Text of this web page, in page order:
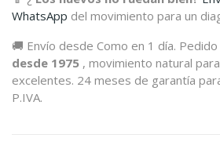
WhatsApp del movimiento para un
🚚 Envío desde Como en 1 día.
desde 1975 , movimiento natural
excelentes. 24 meses de garantía
P.IVA.